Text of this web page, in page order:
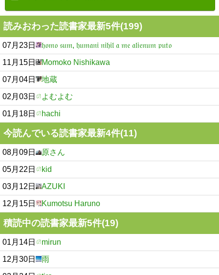
読みおわった読書家最新5件(199)
07月23日 𝔥𝔬𝔪𝔬 𝔰𝔲𝔪, 𝔥𝔲𝔪𝔞𝔫𝔦 𝔫𝔦𝔥𝔦𝔩 𝔞 𝔪𝔢 𝔞𝔩𝔦𝔢𝔫𝔲𝔪 𝔭𝔲𝔱𝔬
11月15日 Momoko Nishikawa
07月04日 地蔵
02月03日 よむよむ
01月18日 hachi
今読んでいる読書家最新4件(11)
08月09日 原さん
05月22日 kid
03月12日 AZUKI
12月15日 Kumotsu Haruno
積読中の読書家最新5件(19)
01月14日 mirun
12月30日 雨